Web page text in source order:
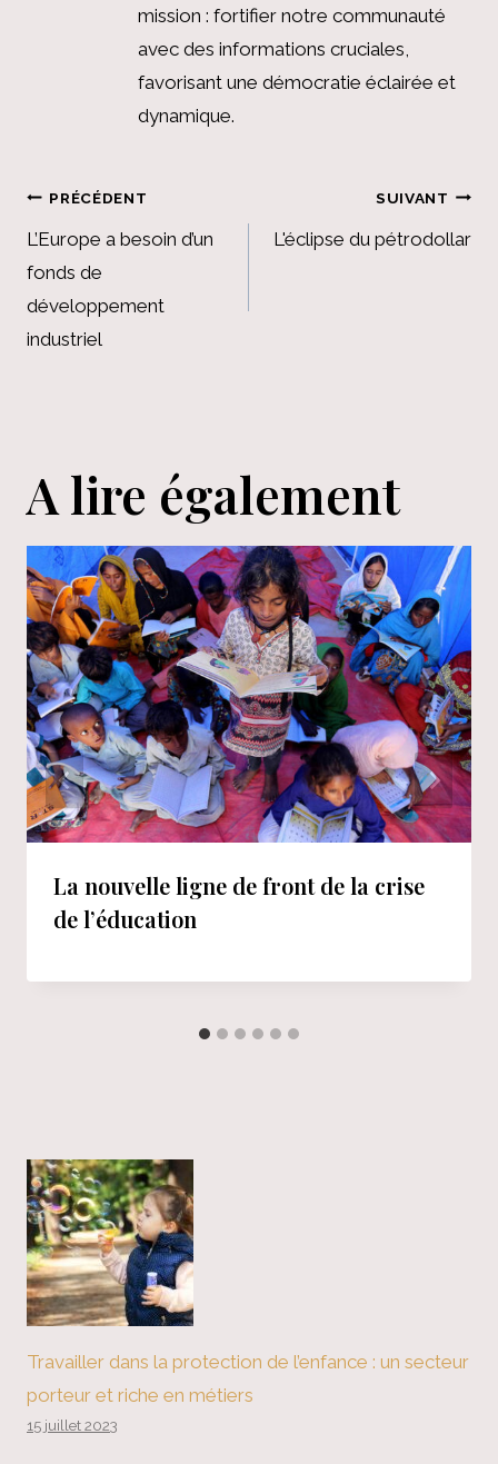
mission : fortifier notre communauté
avec des informations cruciales,
favorisant une démocratie éclairée et
dynamique.
Navigation
de
l’article
PRÉCÉDENT
L’Europe a besoin d’un
fonds de
développement
industriel
SUIVANT
L'éclipse du pétrodollar
A lire également
La nouvelle ligne de front de la crise
de l’éducation
Travailler dans la protection de l’enfance : un secteur
porteur et riche en métiers
15 juillet 2023